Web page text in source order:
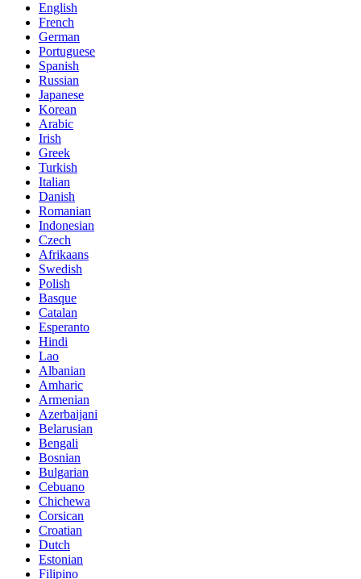
English
French
German
Portuguese
Spanish
Russian
Japanese
Korean
Arabic
Irish
Greek
Turkish
Italian
Danish
Romanian
Indonesian
Czech
Afrikaans
Swedish
Polish
Basque
Catalan
Esperanto
Hindi
Lao
Albanian
Amharic
Armenian
Azerbaijani
Belarusian
Bengali
Bosnian
Bulgarian
Cebuano
Chichewa
Corsican
Croatian
Dutch
Estonian
Filipino